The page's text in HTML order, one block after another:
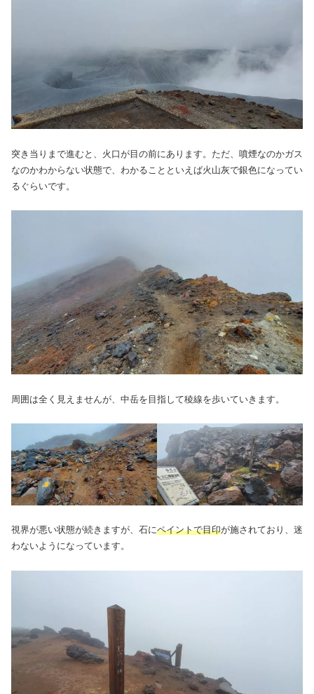
突き当りまで進むと、火口が目の前にあります。ただ、噴煙なのかガス
なのかわからない状態で、わかることといえば火山灰で銀色になってい
るぐらいです。
周囲は全く見えませんが、中岳を目指して稜線を歩いていきます。
視界が悪い状態が続きますが、石にペイントで目印が施されており、迷
わないようになっています。